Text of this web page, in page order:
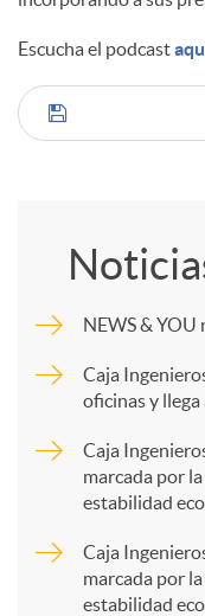
Escucha el podcast
C
p
a
NEWS & YOU
Caja
oficinas y llega
Caja
marcada por
estabilidad
Caja
marcada por
estabilidad